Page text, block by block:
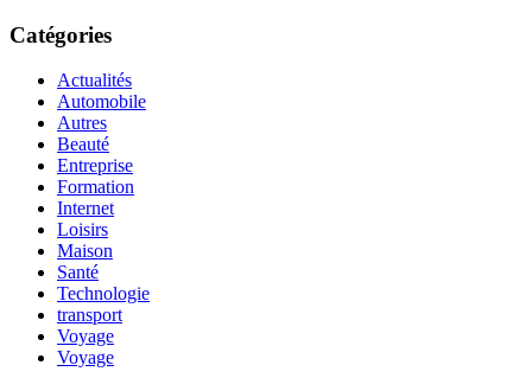
Catégories
Actualités
Automobile
Autres
Beauté
Entreprise
Formation
Internet
Loisirs
Maison
Santé
Technologie
transport
Voyage
Voyage